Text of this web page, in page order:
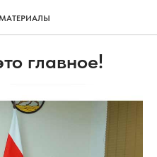
главное!